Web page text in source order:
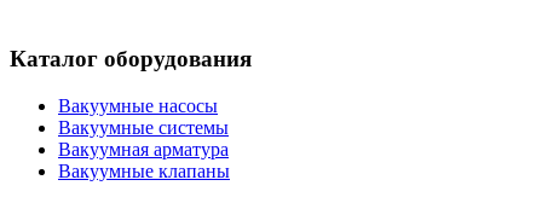
Каталог оборудования
Вакуумные насосы
Вакуумные системы
Вакуумная арматура
Вакуумные клапаны